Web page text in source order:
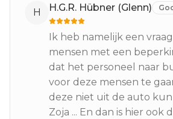
H H.G.R. Hübner (Glenn)
Ik heb namelijk een
mensen met een
dat het personeel naar
voor deze mensen te
deze niet uit de auto
Zoja ... En dan is hier ook